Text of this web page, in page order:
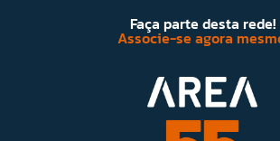
Faça parte desta rede!
Associe-se agora